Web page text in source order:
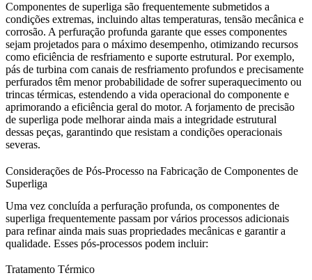
Componentes de superliga são frequentemente submetidos a
condições extremas, incluindo altas temperaturas, tensão mecânica e
corrosão. A perfuração profunda garante que esses componentes
sejam projetados para o máximo desempenho, otimizando recursos
como eficiência de resfriamento e suporte estrutural. Por exemplo,
pás de turbina com canais de resfriamento profundos e precisamente
perfurados têm menor probabilidade de sofrer superaquecimento ou
trincas térmicas, estendendo a vida operacional do componente e
aprimorando a eficiência geral do motor. A forjamento de precisão
de superliga pode melhorar ainda mais a integridade estrutural
dessas peças, garantindo que resistam a condições operacionais
severas.
Considerações de Pós-Processo na Fabricação de Componentes de
Superliga
Uma vez concluída a perfuração profunda, os componentes de
superliga frequentemente passam por vários processos adicionais
para refinar ainda mais suas propriedades mecânicas e garantir a
qualidade. Esses pós-processos podem incluir:
Tratamento Térmico